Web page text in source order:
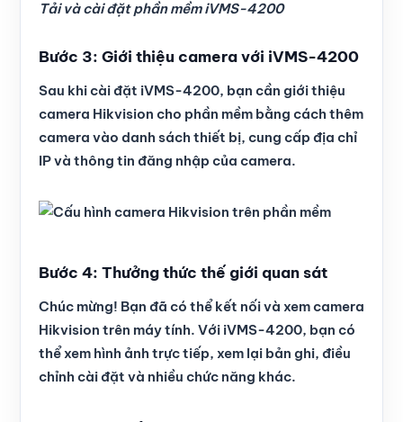
Tải và cài đặt phần mềm iVMS-4200
Bước 3: Giới thiệu camera với iVMS-4200
Sau khi cài đặt iVMS-4200, bạn cần giới thiệu
camera Hikvision cho phần mềm bằng cách thêm
camera vào danh sách thiết bị, cung cấp địa chỉ
IP và thông tin đăng nhập của camera.
Bước 4: Thưởng thức thế giới quan sát
Chúc mừng! Bạn đã có thể kết nối và xem camera
Hikvision trên máy tính. Với iVMS-4200, bạn có
thể xem hình ảnh trực tiếp, xem lại bản ghi, điều
chỉnh cài đặt và nhiều chức năng khác.